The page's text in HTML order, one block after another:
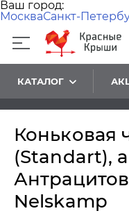
Ваш город:
МоскваСанкт-
КАТАЛОГ
Коньковая
(Standart),
Nelskamp